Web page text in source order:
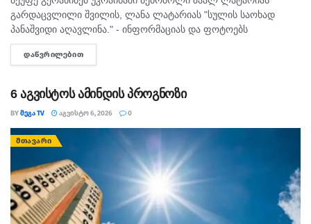
გარდაცვლილი შვილის, ლანა ლატარიას "სულის საოხად
პანაშვიდი აღავლინა." - ინფორმაციას და ფოტოებს
საპატრიარქოს საზოგადოებასთან ურთიერთობის სამსახური
სოციალურ ქსელში ავრცელებს. "ამა წლის 5 აგვისტოს
ᲓᲐᲬᲕᲠᲘᲚᲔᲑᲘᲗ
6 აგვისტოს ამინდის პროგნოზი
BYᲛᲔᲒᲐ TV ᲐᲒᲕᲘᲡᲢᲝ 6, 2026 0
ᲛᲗᲐᲕᲐᲠᲘ